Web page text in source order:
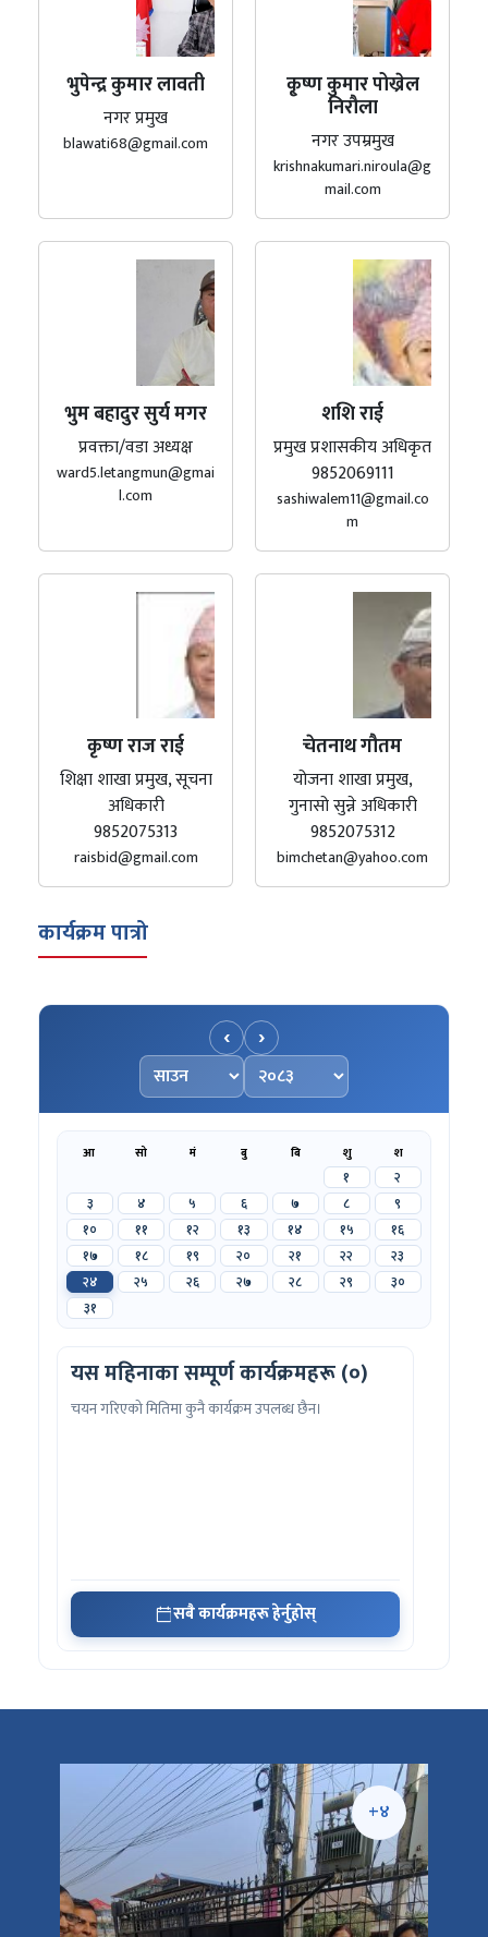
भुपेन्द्र कुमार लावती
नगर प्रमुख
blawati68@gmail.com
कृ्ष्ण कुमार पोख्रेल
निरौला
नगर उपम्रमुख
krishnakumari.niroula@g
mail.com
भुम बहादुर सुर्य मगर
प्रवक्ता/वडा अध्यक्ष
ward5.letangmun@gmai
l.com
शशि राई
प्रमुख प्रशासकीय अधिकृत
9852069111
sashiwalem11@gmail.co
m
कृष्ण राज राई
शिक्षा शाखा प्रमुख, सूचना
अधिकारी
9852075313
raisbid@gmail.com
चेतनाथ गौतम
योजना शाखा प्रमुख,
गुनासो सुन्ने अधिकारी
9852075312
bimchetan@yahoo.com
कार्यक्रम पात्रो
‹
महिना चयन गर्नुहोस्
वर्ष चयन गर्नुहोस्
›
आ सो मं बु बि शु श
१
२
३
४ ५ ६ ७ ८
९
१०
११ १२ १३ १४ १५
१६
१७
१८ १९ २० २१ २२
२३
२४
२५ २६ २७ २८ २९
३०
३१
यस महिनाका सम्पूर्ण कार्यक्रमहरू (०)
चयन गरिएको मितिमा कुनै कार्यक्रम उपलब्ध छैन।
सबै कार्यक्रमहरू हेर्नुहोस्
+४